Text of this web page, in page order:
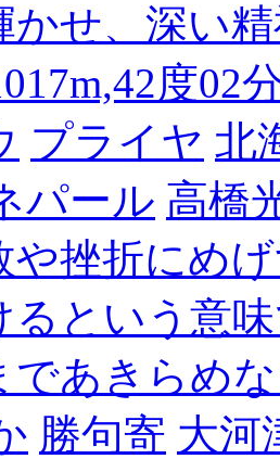
かせ、深い
度02
プライヤ 北
パール 高橋
や挫折にめ
るという意
であきらめ
勝句寄 大河